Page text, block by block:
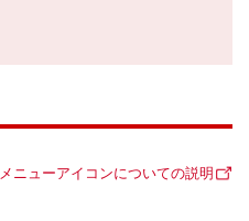
メニューアイコンについての説明